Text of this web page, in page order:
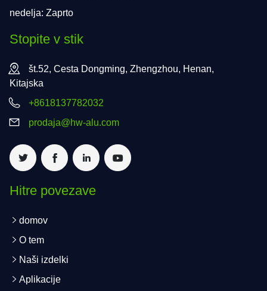
nedelja: Zaprto
Stopite v stik
št.52, Cesta Dongming, Zhengzhou, Henan,
Kitajska
+8618137782032
prodaja@hw-alu.com
Hitre povezave
domov
O tem
Naši izdelki
Aplikacije